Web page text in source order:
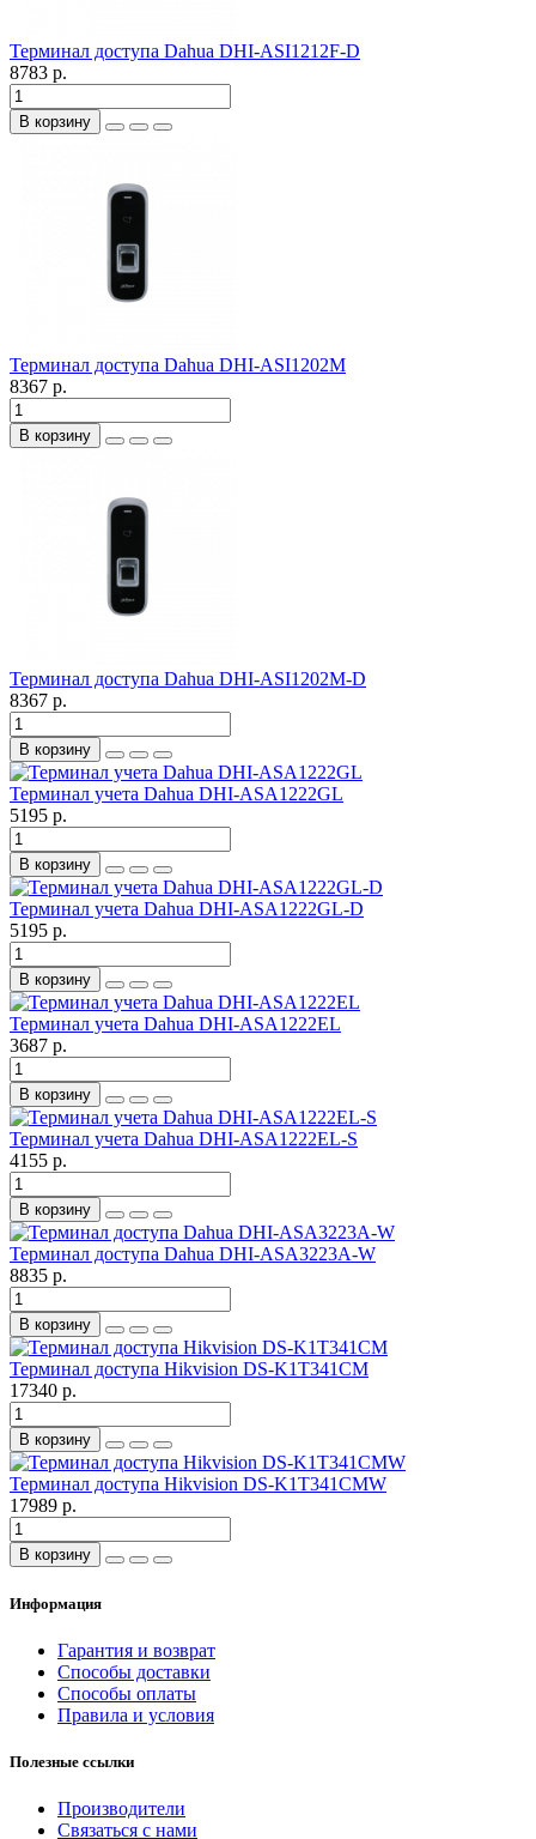
Терминал доступа Dahua DHI-ASI1212F-D
8783 р.
В корзину
Терминал доступа Dahua DHI-ASI1202M
8367 р.
В корзину
Терминал доступа Dahua DHI-ASI1202M-D
8367 р.
В корзину
Терминал учета Dahua DHI-ASA1222GL
5195 р.
В корзину
Терминал учета Dahua DHI-ASA1222GL-D
5195 р.
В корзину
Терминал учета Dahua DHI-ASA1222EL
3687 р.
В корзину
Терминал учета Dahua DHI-ASA1222EL-S
4155 р.
В корзину
Терминал доступа Dahua DHI-ASA3223A-W
8835 р.
В корзину
Терминал доступа Hikvision DS-K1T341CM
17340 р.
В корзину
Терминал доступа Hikvision DS-K1T341CMW
17989 р.
В корзину
Информация
Гарантия и возврат
Способы доставки
Способы оплаты
Правила и условия
Полезные ссылки
Производители
Связаться с нами